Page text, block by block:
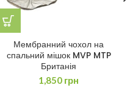
Мембранний чохол на
спальний мішок MVP MTP
Британія
1,850 грн